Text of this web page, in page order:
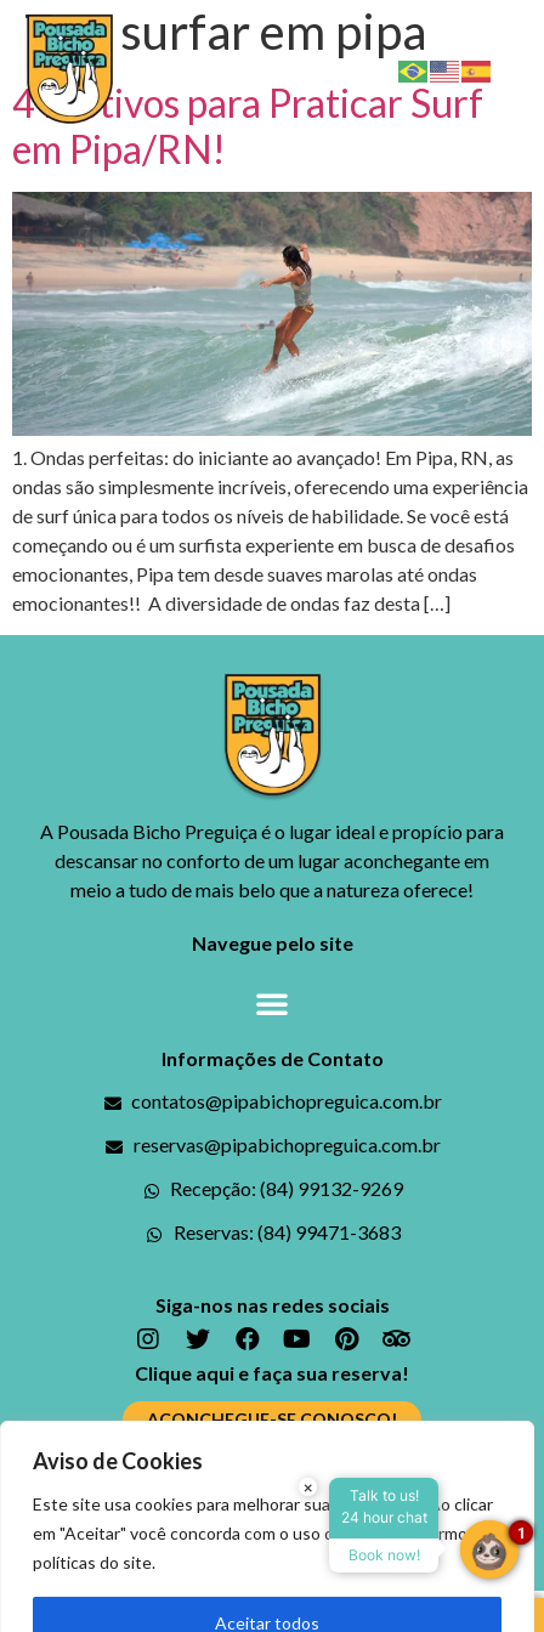
Aviso de Cookies
Este site usa cookies para melhorar sua experiência. Ao clicar
em "Aceitar" você concorda com o uso dos cookies, termos e
políticas do site.
Aceitar todos
Tag:surfar em pipa
4 Motivos para Praticar Surf
em Pipa/RN!
1. Ondas perfeitas: do iniciante ao avançado! Em Pipa, RN, as
ondas são simplesmente incríveis, oferecendo uma experiência
de surf única para todos os níveis de habilidade. Se você está
começando ou é um surfista experiente em busca de desafios
emocionantes, Pipa tem desde suaves marolas até ondas
emocionantes!! A diversidade de ondas faz desta […]
A Pousada Bicho Preguiça é o lugar ideal e propício para
descansar no conforto de um lugar aconchegante em
meio a tudo de mais belo que a natureza oferece!
Navegue pelo site
Informações de Contato
contatos@pipabichopreguica.com.br
reservas@pipabichopreguica.com.br
Recepção: (84) 99132-9269
Reservas: (84) 99471-3683
Siga-nos nas redes sociais
Clique aqui e faça sua reserva!
ACONCHEGUE-SE CONOSCO!
Ficou alguma dúvida? Fale conosco
ENTRE EM CONTATO
Reserve agora, com o
melhor preço
garantido
×
Talk to us!
24 hour chat
Book now!
1